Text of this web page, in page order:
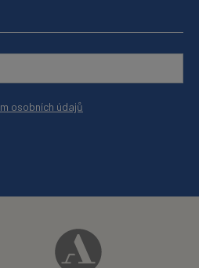
osobních údajů